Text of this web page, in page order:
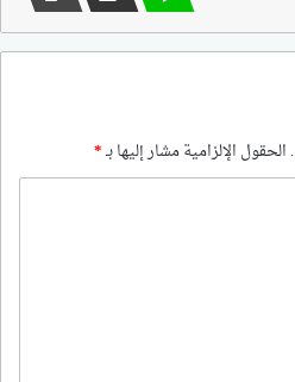
الحقول الإلزامية مشار إليها بـ*